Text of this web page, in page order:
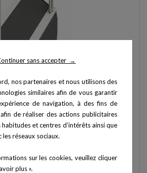
sans accepter →
nos partenaires et nous utilisons des
similaires afin de vous garantir
de navigation, à des fins de
de réaliser des actions publicitaires
habitudes et centres d’intérêts ainsi que
réseaux sociaux.
sur les cookies, veuillez cliquer
plus ».